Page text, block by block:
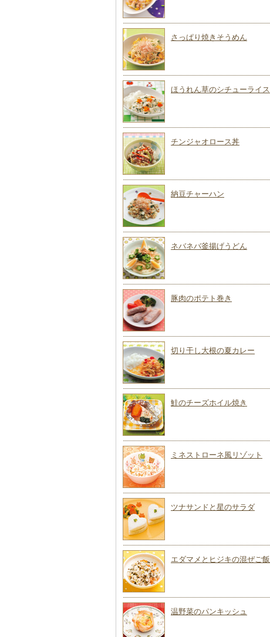
さっぱり焼きそうめん
ほうれん草のシチューライス
チンジャオロース丼
納豆チャーハン
ネバネバ釜揚げうどん
豚肉のポテト巻き
切り干し大根の夏カレー
鮭のチーズホイル焼き
ミネストローネ風リゾット
ツナサンドと星のサラダ
エダマメとヒジキの混ぜご飯
温野菜のパンキッシュ